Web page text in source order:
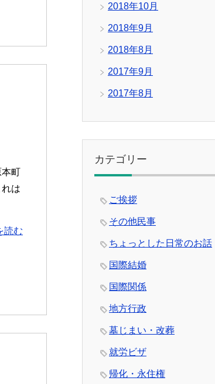
本町
は
読む
2018年10月
2018年9月
2018年8月
2017年9月
2017年8月
カテゴリー
ご挨拶
その他民事
ちょっとした日常のお話
国際結婚
国際関係
地方行政
墓じまい・改葬
就労ビザ
帰化・永住権